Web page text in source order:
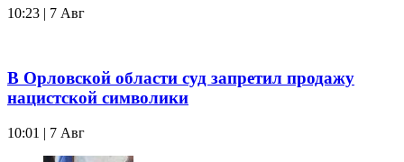
10:23 | 7 Авг
В Орловской области суд запретил продажу
нацистской символики
10:01 | 7 Авг